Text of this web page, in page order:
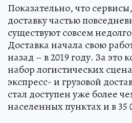
Показательно, что
доставку частью
существуют совсем
Доставка начала свою
назад – в 2019 году. За это
набор логистических
экспресс- и грузовой
стал доступен уже более
населенных пунктах и в 35